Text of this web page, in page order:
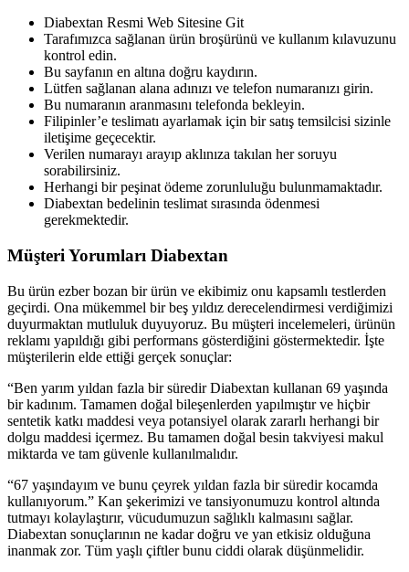
Diabextan Resmi Web Sitesine Git
Tarafımızca sağlanan ürün broşürünü ve kullanım kılavuzunu
kontrol edin.
Bu sayfanın en altına doğru kaydırın.
Lütfen sağlanan alana adınızı ve telefon numaranızı girin.
Bu numaranın aranmasını telefonda bekleyin.
Filipinler’e teslimatı ayarlamak için bir satış temsilcisi sizinle
iletişime geçecektir.
Verilen numarayı arayıp aklınıza takılan her soruyu
sorabilirsiniz.
Herhangi bir peşinat ödeme zorunluluğu bulunmamaktadır.
Diabextan bedelinin teslimat sırasında ödenmesi
gerekmektedir.
Müşteri Yorumları Diabextan
Bu ürün ezber bozan bir ürün ve ekibimiz onu kapsamlı testlerden
geçirdi. Ona mükemmel bir beş yıldız derecelendirmesi verdiğimizi
duyurmaktan mutluluk duyuyoruz. Bu müşteri incelemeleri, ürünün
reklamı yapıldığı gibi performans gösterdiğini göstermektedir. İşte
müşterilerin elde ettiği gerçek sonuçlar:
“Ben yarım yıldan fazla bir süredir Diabextan kullanan 69 yaşında
bir kadınım. Tamamen doğal bileşenlerden yapılmıştır ve hiçbir
sentetik katkı maddesi veya potansiyel olarak zararlı herhangi bir
dolgu maddesi içermez. Bu tamamen doğal besin takviyesi makul
miktarda ve tam güvenle kullanılmalıdır.
“67 yaşındayım ve bunu çeyrek yıldan fazla bir süredir kocamda
kullanıyorum.” Kan şekerimizi ve tansiyonumuzu kontrol altında
tutmayı kolaylaştırır, vücudumuzun sağlıklı kalmasını sağlar.
Diabextan sonuçlarının ne kadar doğru ve yan etkisiz olduğuna
inanmak zor. Tüm yaşlı çiftler bunu ciddi olarak düşünmelidir.